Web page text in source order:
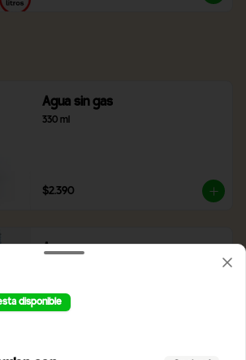
Agua sin gas
330 ml
$2.390
Agua con gas
disponible